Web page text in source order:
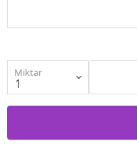
Miktar